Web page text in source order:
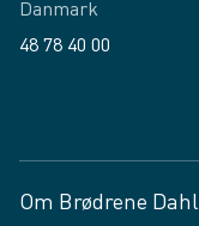
Danmark
48 78 40 00
Om Brødrene Dahl